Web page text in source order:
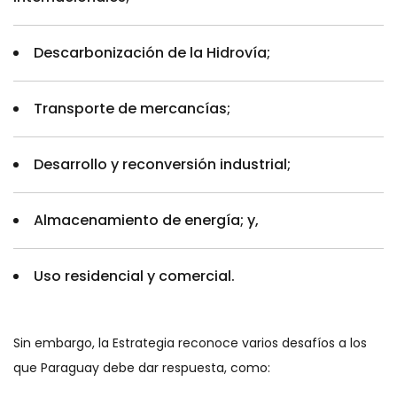
Descarbonización de la Hidrovía;
Transporte de mercancías;
Desarrollo y reconversión industrial;
Almacenamiento de energía; y,
Uso residencial y comercial.
Sin embargo, la Estrategia reconoce varios desafíos a los
que Paraguay debe dar respuesta, como: